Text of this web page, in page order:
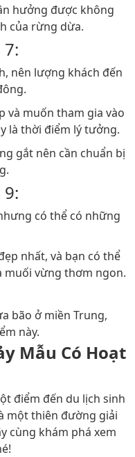
hưởng được không
của rừng dừa.
nên lượng khách đến
và muốn tham gia vào
là thời điểm lý tưởng.
gắt nên cần chuẩn bị
có thể có những
nhất, và bạn có thể
vừng thơm ngon.
bão ở miền Trung,
này.
Mẫu Có Hoạt
điểm đến du lịch sinh
một thiên đường giải
cùng khám phá xem